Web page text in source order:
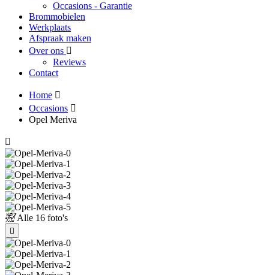
Occasions - Garantie
Brommobielen
Werkplaats
Afspraak maken
Over ons
Reviews
Contact
Home
Occasions
Opel Meriva
Alle 16 foto's